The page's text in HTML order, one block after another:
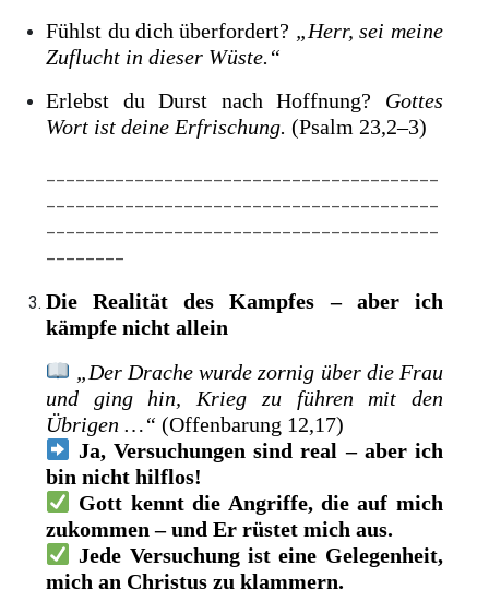
Fühlst du dich überfordert? „Herr, sei meine
Zuflucht in dieser Wüste.“
Erlebst du Durst nach Hoffnung? Gottes
Wort ist deine Erfrischung. (Psalm 23,2–3)
Die Realität des Kampfes – aber ich
kämpfe nicht allein
„Der Drache wurde zornig über die Frau
und ging hin, Krieg zu führen mit den
Übrigen …“ (Offenbarung 12,17)
Ja, Versuchungen sind real – aber ich
bin nicht hilflos!
Gott kennt die Angriffe, die auf mich
zukommen – und Er rüstet mich aus.
Jede Versuchung ist eine Gelegenheit,
mich an Christus zu klammern.